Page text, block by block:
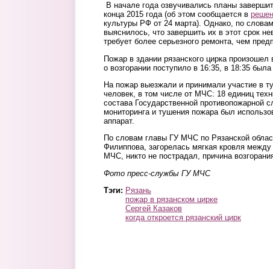
В начале года озвучивались планы
конца 2015 года (об этом сообщается в
культуры РФ от 24 марта). Однако, по
выяснилось, что завершить их в этот срок
требует более серьезного ремонта, чем
Пожар в здании рязанского цирка
о возгорании поступило в 16:35, в 18:35
На пожар выезжали и принимали участие в
человек, в том числе от МЧС: 18 единиц
состава Государственной противопожарной
мониторинга и тушения пожара был
аппарат.
По словам главы ГУ МЧС по Рязанской
Филиппова, загорелась мягкая кровля
МЧС, никто не пострадал, причина
Фото пресс-службы ГУ МЧС
Тэги: Рязань
пожар в рязанском цирке
Сергей Казаков
когда откроется рязанский цирк